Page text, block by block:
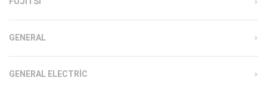
GENERAL
GENERAL ELECTRIC